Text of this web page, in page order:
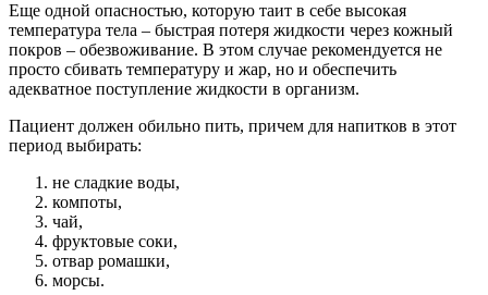
Еще одной опасностью, которую таит в себе высокая
температура тела – быстрая потеря жидкости через кожный
покров – обезвоживание. В этом случае рекомендуется не
просто сбивать температуру и жар, но и обеспечить
адекватное поступление жидкости в организм.
Пациент должен обильно пить, причем для напитков в этот
период выбирать:
не сладкие воды,
компоты,
чай,
фруктовые соки,
отвар ромашки,
морсы.